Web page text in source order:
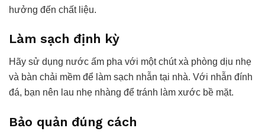
hưởng đến chất liệu.
Làm sạch định kỳ
Hãy sử dụng nước ấm pha với một chút xà phòng dịu nhẹ
và bàn chải mềm để làm sạch nhẫn tại nhà. Với nhẫn đính
đá, bạn nên lau nhẹ nhàng để tránh làm xước bề mặt.
Bảo quản đúng cách